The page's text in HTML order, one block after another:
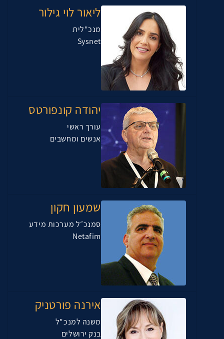
ליאור לוי גילור
מנכ"לית
Sysnet
יהודה קונפורטס
עורך ראשי
אנשים ומחשבים
שמעון חקון
סמנכ״ל מערכות מידע
Netafim
אירנה פורטניק
משנה למנכ"ל
בנק ירושלים